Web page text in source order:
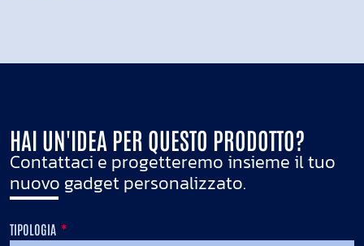
HAI UN'IDEA PER QUESTO PRODOTTO?
Contattaci e progetteremo insieme il tuo
nuovo gadget personalizzato.
TIPOLOGIA